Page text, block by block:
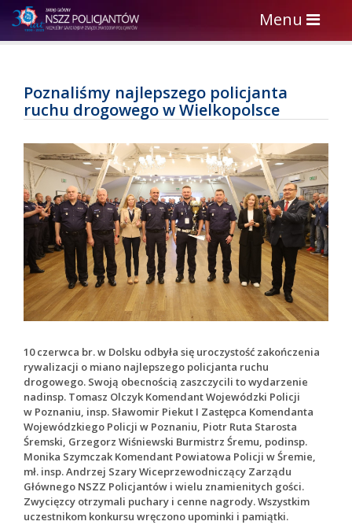
Toggle
navigation
Menu
Poznaliśmy najlepszego policjanta
ruchu drogowego w Wielkopolsce
10 czerwca br. w Dolsku odbyła się uroczystość zakończenia
rywalizacji o miano najlepszego policjanta ruchu
drogowego. Swoją obecnością zaszczycili to wydarzenie
nadinsp. Tomasz Olczyk Komendant Wojewódzki Policji
w Poznaniu, insp. Sławomir Piekut I Zastępca Komendanta
Wojewódzkiego Policji w Poznaniu, Piotr Ruta Starosta
Śremski, Grzegorz Wiśniewski Burmistrz Śremu, podinsp.
Monika Szymczak Komendant Powiatowa Policji w Śremie,
mł. insp. Andrzej Szary Wiceprzewodniczący Zarządu
Głównego NSZZ Policjantów i wielu znamienitych gości.
Zwycięzcy otrzymali puchary i cenne nagrody. Wszystkim
uczestnikom konkursu wręczono upominki i pamiątki.